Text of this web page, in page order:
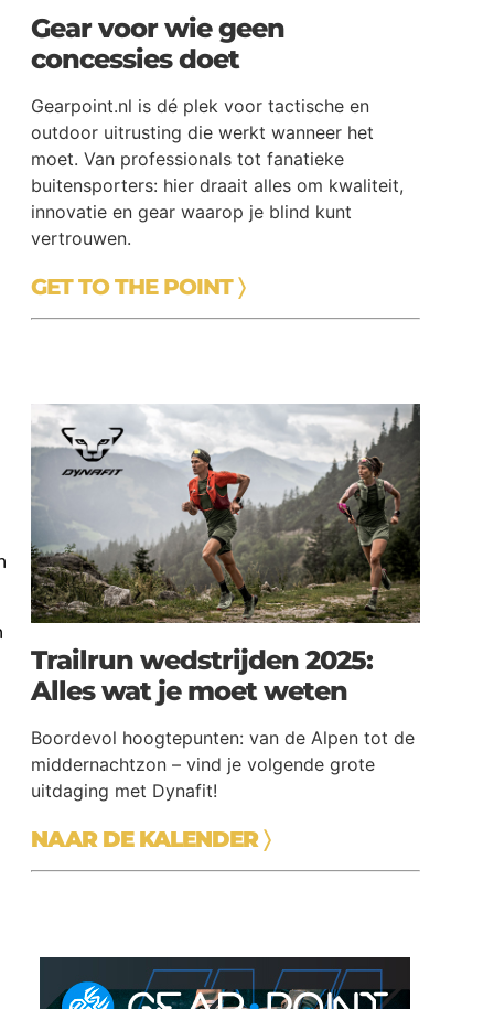
Gear voor wie geen
concessies doet
Gearpoint.nl is dé plek voor tactische en
outdoor uitrusting die werkt wanneer het
moet. Van professionals tot fanatieke
buitensporters: hier draait alles om kwaliteit,
innovatie en gear waarop je blind kunt
vertrouwen.
GET TO THE POINT 〉
Trailrun wedstrijden 2025:
Alles wat je moet weten
Boordevol hoogtepunten: van de Alpen tot de
middernachtzon – vind je volgende grote
uitdaging met Dynafit!
NAAR DE KALENDER〉